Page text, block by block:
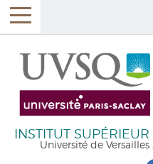
INSTITUT
Université de